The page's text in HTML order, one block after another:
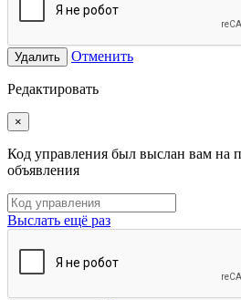
Удалить Отменить
Редактировать
×
Код управления был выслан вам на
объявления
Выслать ещё раз